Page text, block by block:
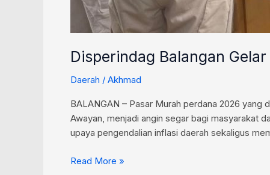
Disperindag Balangan
Daerah / Akhmad
BALANGAN – Pasar Murah perdana 2026 yang
Awayan, menjadi angin segar bagi masyarakat
upaya pengendalian inflasi daerah sekaligus
Read More »